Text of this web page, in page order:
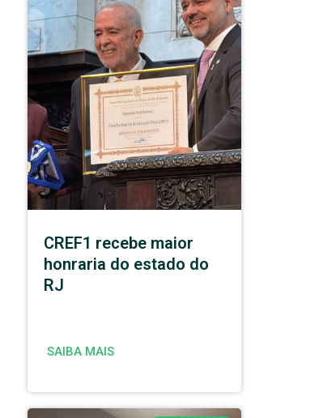
CREF1 recebe maior
honraria do estado do
RJ
SAIBA MAIS